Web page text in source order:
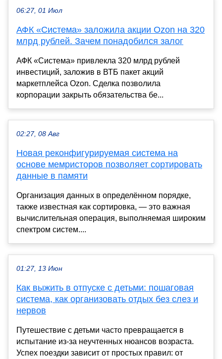
06:27, 01 Июл
АФК «Система» заложила акции Ozon на 320
млрд рублей. Зачем понадобился залог
АФК «Система» привлекла 320 млрд рублей
инвестиций, заложив в ВТБ пакет акций
маркетплейса Ozon. Сделка позволила
корпорации закрыть обязательства бе...
02:27, 08 Авг
Новая реконфигурируемая система на
основе мемристоров позволяет сортировать
данные в памяти
Организация данных в определённом порядке,
также известная как сортировка, — это важная
вычислительная операция, выполняемая широким
спектром систем....
01:27, 13 Июн
Как выжить в отпуске с детьми: пошаговая
система, как организовать отдых без слез и
нервов
Путешествие с детьми часто превращается в
испытание из-за неучтенных нюансов возраста.
Успех поездки зависит от простых правил: от